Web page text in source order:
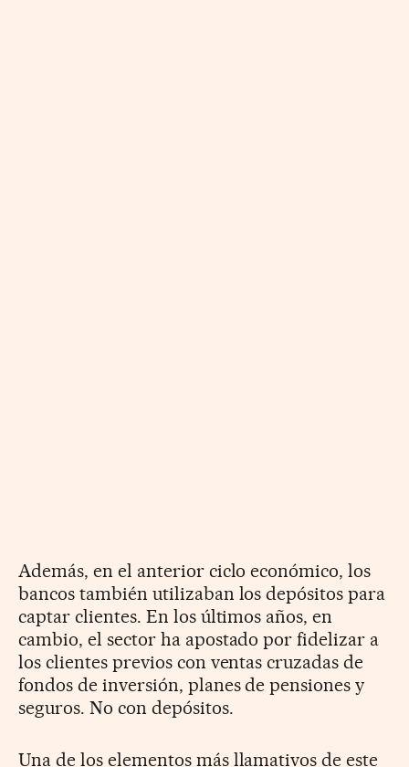
Además, en el anterior ciclo económico, los
bancos también utilizaban los depósitos para
captar clientes. En los últimos años, en
cambio, el sector ha apostado por fidelizar a
los clientes previos con ventas cruzadas de
fondos de inversión, planes de pensiones y
seguros. No con depósitos.
Una de los elementos más llamativos de este